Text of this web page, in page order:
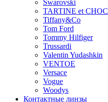
Swarovski
TARTINE et
Tiffany&Co
Tom Ford
Tommy Hilfiger
Trussardi
Valentin Yudashkin
VENTOE
Versace
Vogue
Woodys
Контактные линзы